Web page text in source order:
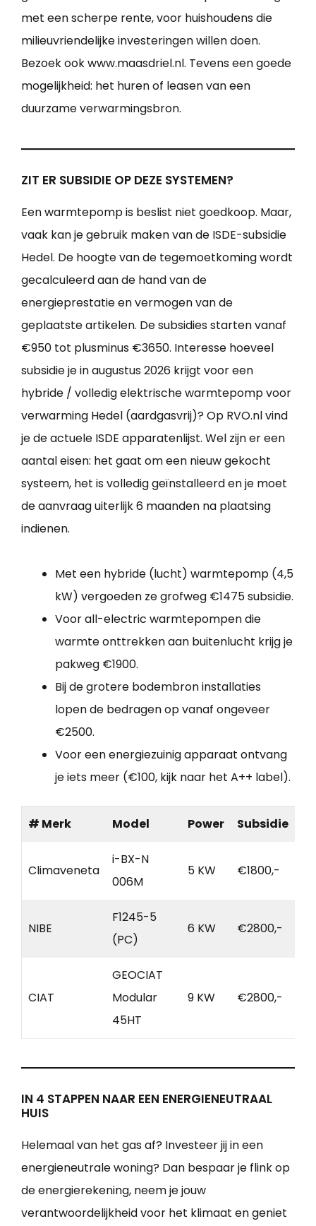
met een scherpe rente, voor huishoudens die
milieuvriendelijke investeringen willen doen.
Bezoek ook www.maasdriel.nl. Tevens een goede
mogelijkheid: het huren of leasen van een
duurzame verwarmingsbron.
ZIT ER SUBSIDIE OP DEZE SYSTEMEN?
Een warmtepomp is beslist niet goedkoop. Maar,
vaak kan je gebruik maken van de ISDE-subsidie
Hedel. De hoogte van de tegemoetkoming wordt
gecalculeerd aan de hand van de
energieprestatie en vermogen van de
geplaatste artikelen. De subsidies starten vanaf
€950 tot plusminus €3650. Interesse hoeveel
subsidie je in augustus 2026 krijgt voor een
hybride / volledig elektrische warmtepomp voor
verwarming Hedel (aardgasvrij)? Op RVO.nl vind
je de actuele ISDE apparatenlijst. Wel zijn er een
aantal eisen: het gaat om een nieuw gekocht
systeem, het is volledig geïnstalleerd en je moet
de aanvraag uiterlijk 6 maanden na plaatsing
indienen.
Met een hybride (lucht) warmtepomp (4,5
kW) vergoeden ze grofweg €1475 subsidie.
Voor all-electric warmtepompen die
warmte onttrekken aan buitenlucht krijg je
pakweg €1900.
Bij de grotere bodembron installaties
lopen de bedragen op vanaf ongeveer
€2500.
Voor een energiezuinig apparaat ontvang
je iets meer (€100, kijk naar het A++ label).
# Merk Model Power Subsidie
Climaveneta
i-BX-N
006M
5 KW €1800,-
NIBE
F1245-5
(PC)
6 KW €2800,-
CIAT
GEOCIAT
Modular
45HT
9 KW €2800,-
IN 4 STAPPEN NAAR EEN ENERGIENEUTRAAL
HUIS
Helemaal van het gas af? Investeer jij in een
energieneutrale woning? Dan bespaar je flink op
de energierekening, neem je jouw
verantwoordelijkheid voor het klimaat en geniet